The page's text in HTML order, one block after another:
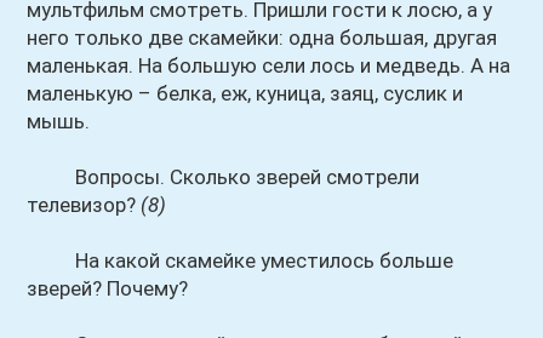
мультфильм смотреть. Пришли гости к лосю, а у
него только две скамейки: одна большая, другая
маленькая. На большую сели лось и медведь. А на
маленькую – белка, еж, куница, заяц, суслик и
мышь.
Вопросы. Сколько зверей смотрели
телевизор? (8)
На какой скамейке уместилось больше
зверей? Почему?